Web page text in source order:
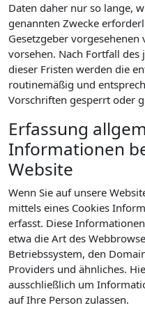
Daten daher nur so lange,
genannten Zwecke
Gesetzgeber
vorsehen. Nach Fortfall des
dieser Fristen werden die
routinemäßig und
Vorschriften gesperrt oder
Erfassung
Informationen
Website
Wenn Sie auf unsere
mittels eines Cookies
erfasst. Diese
etwa die Art des
Betriebssystem, den
Providers und ähnliches.
ausschließlich um
auf Ihre Person zulassen.